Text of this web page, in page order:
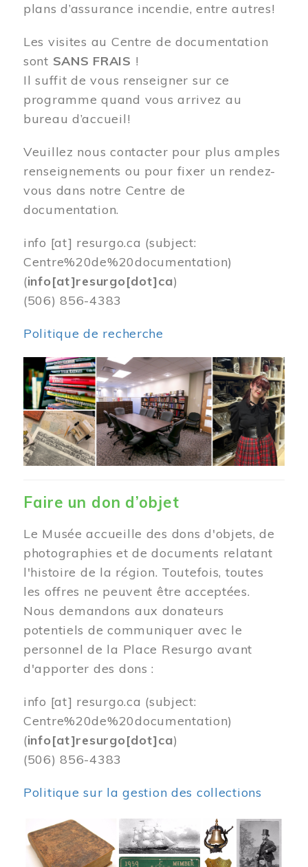
plans d’assurance incendie, entre autres!
Les visites au Centre de documentation
sont SANS FRAIS !
Il suffit de vous renseigner sur ce
programme quand vous arrivez au
bureau d’accueil!
Veuillez nous contacter pour plus amples
renseignements ou pour fixer un rendez-
vous dans notre Centre de
documentation.
info [at] resurgo.ca (subject:
Centre%20de%20documentation)
(info[at]resurgo[dot]ca)
(506) 856-4383
Politique de recherche
Image
Faire un don d’objet
Le Musée accueille des dons d'objets, de
photographies et de documents relatant
l'histoire de la région. Toutefois, toutes
les offres ne peuvent être acceptées.
Nous demandons aux donateurs
potentiels de communiquer avec le
personnel de la Place Resurgo avant
d'apporter des dons :
info [at] resurgo.ca (subject:
Centre%20de%20documentation)
(info[at]resurgo[dot]ca)
(506) 856-4383
Politique sur la gestion des collections